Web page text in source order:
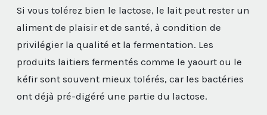
Si vous tolérez bien le lactose, le lait peut rester un
aliment de plaisir et de santé, à condition de
privilégier la qualité et la fermentation. Les
produits laitiers fermentés comme le yaourt ou le
kéfir sont souvent mieux tolérés, car les bactéries
ont déjà pré-digéré une partie du lactose.